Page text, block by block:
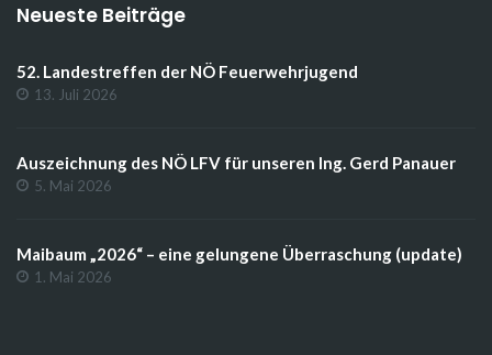
Neueste Beiträge
52. Landestreffen der NÖ Feuerwehrjugend
13. Juli 2026
Auszeichnung des NÖ LFV für unseren Ing. Gerd Panauer
5. Mai 2026
Maibaum „2026“ – eine gelungene Überraschung (update)
1. Mai 2026